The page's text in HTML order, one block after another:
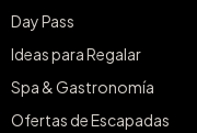
Day Pass
Ideas para Regalar
Spa & Gastronomía
Ofertas de Escapadas